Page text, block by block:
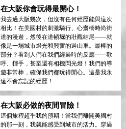
在大阪你會玩得最開心！
我去過大阪幾次，但沒有任何經歷能與這次
相比！在美國村的刺激騎行、心齋橋時尚街
道的漫遊，然後在道頓堀的壯觀結尾——就
像是一場城市燈光和興奮的過山車。最棒的
部分？看到人們在我們經過時的反應——歡
呼、揮手，甚至還有相機閃光燈！我們的導
遊非常棒，確保我們都玩得開心。這是我永
遠不會忘記的經歷！
在大阪必做的夜間冒險！
這個旅程超乎我的預期！當我們離開美國村
的那一刻，我就能感受到城市的活力。穿過